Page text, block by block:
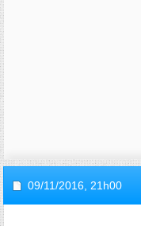
09/11/2016, 21h00